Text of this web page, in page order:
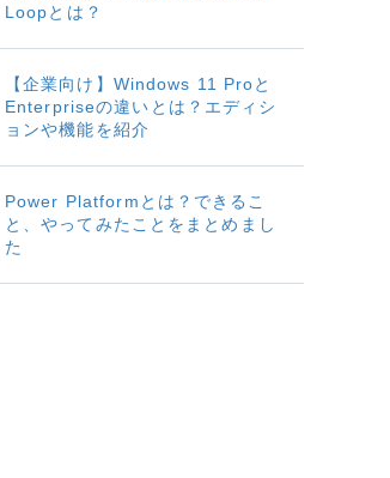
Loopとは？
【企業向け】Windows 11 Proと
Enterpriseの違いとは？エディシ
ョンや機能を紹介
Power Platformとは？できるこ
と、やってみたことをまとめまし
た